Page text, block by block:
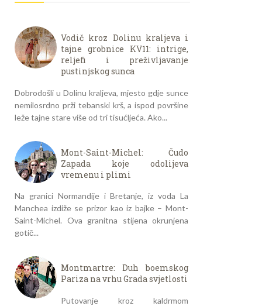
Vodič kroz Dolinu kraljeva i
tajne grobnice KV11: intrige,
reljefi i preživljavanje
pustinjskog sunca
Dobrodošli u Dolinu kraljeva, mjesto gdje sunce
nemilosrdno prži tebanski krš, a ispod površine
leže tajne stare više od tri tisućljeća. Ako...
Mont-Saint-Michel: Čudo
Zapada koje odolijeva
vremenu i plimi
Na granici Normandije i Bretanje, iz voda La
Manchea izdiže se prizor kao iz bajke – Mont-
Saint-Michel. Ova granitna stijena okrunjena
gotič...
Montmartre: Duh boemskog
Pariza na vrhu Grada svjetlosti
Putovanje kroz kaldrmom